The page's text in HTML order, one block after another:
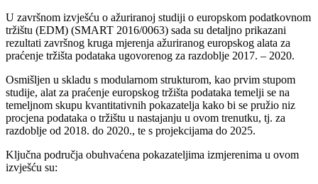
U završnom izvješću o ažuriranoj studiji o europskom podatkovnom
tržištu (EDM) (SMART 2016/0063) sada su detaljno prikazani
rezultati završnog kruga mjerenja ažuriranog europskog alata za
praćenje tržišta podataka ugovorenog za razdoblje 2017. – 2020.
Osmišljen u skladu s modularnom strukturom, kao prvim stupom
studije, alat za praćenje europskog tržišta podataka temelji se na
temeljnom skupu kvantitativnih pokazatelja kako bi se pružio niz
procjena podataka o tržištu u nastajanju u ovom trenutku, tj. za
razdoblje od 2018. do 2020., te s projekcijama do 2025.
Ključna područja obuhvaćena pokazateljima izmjerenima u ovom
izvješću su: